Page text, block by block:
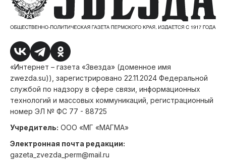
«Интернет – газета «Звезда» (доменное имя
zwezda.su)), зарегистрировано 22.11.2024 Федеральной
службой по надзору в сфере связи, информационных
технологий и массовых коммуникаций, регистрационный
номер ЭЛ № ФС 77 - 88725
Учредитель: ООО «МГ «МАГМА»
Электронная почта редакции:
gazeta_zvezda_perm@mail.ru